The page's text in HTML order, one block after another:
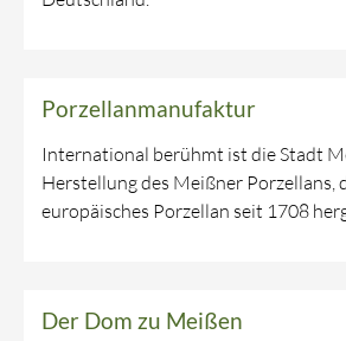
Porzellanmanufaktur
International berühmt ist die Stadt
Herstellung des Meißner Porzellans,
europäisches Porzellan seit 1708
Der Dom zu Meißen